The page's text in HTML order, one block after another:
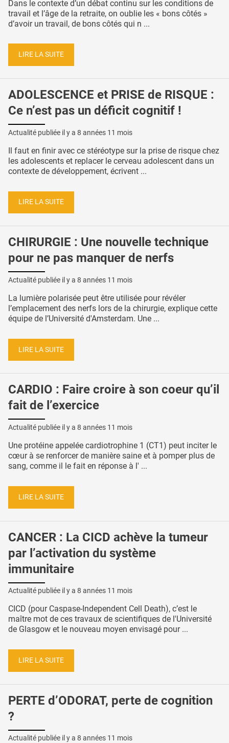
Dans le contexte d’un débat continu sur les conditions de
travail et l’âge de la retraite, on oublie les « bons côtés »
d’avoir un travail, de bons côtés qui n ...
LIRE LA SUITE
ADOLESCENCE et PRISE de RISQUE :
Ce n’est pas un déficit cognitif !
Actualité publiée il y a 8 années 11 mois
Il faut en finir avec ce stéréotype sur la prise de risque chez
les adolescents et replacer le cerveau adolescent dans un
contexte de développement, écrivent ...
LIRE LA SUITE
CHIRURGIE : Une nouvelle technique
pour ne pas manquer de nerfs
Actualité publiée il y a 8 années 11 mois
La lumière polarisée peut être utilisée pour révéler
l’emplacement des nerfs lors de la chirurgie, explique cette
équipe de l’Université d'Amsterdam. Une ...
LIRE LA SUITE
CARDIO : Faire croire à son coeur qu’il
fait de l’exercice
Actualité publiée il y a 8 années 11 mois
Une protéine appelée cardiotrophine 1 (CT1) peut inciter le
cœur à se renforcer de manière saine et à pomper plus de
sang, comme il le fait en réponse à l' ...
LIRE LA SUITE
CANCER : La CICD achève la tumeur
par l’activation du système
immunitaire
Actualité publiée il y a 8 années 11 mois
CICD (pour Caspase-Independent Cell Death), c’est le
maître mot de ces travaux de scientifiques de l'Université
de Glasgow et le nouveau moyen envisagé pour ...
LIRE LA SUITE
PERTE d’ODORAT, perte de cognition
?
Actualité publiée il y a 8 années 11 mois